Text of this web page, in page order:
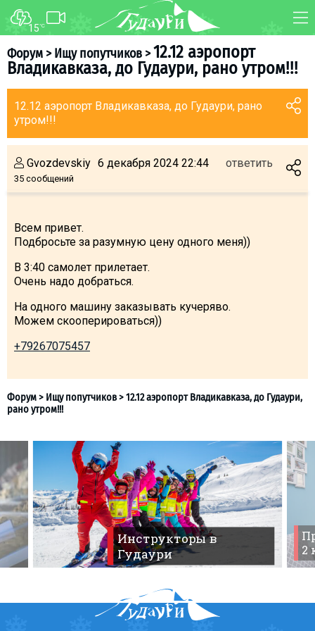
15°C
Форум>Ищу попутчиков>12.12 аэропорт
Владикавказа, до Гудаури, рано утром!!!
12.12 аэропорт Владикавказа, до Гудаури, рано
утром!!!
Gvozdevskiy
35 сообщений
6 декабря 2024 22:44 ответить
Всем привет.
Подбросьте за разумную цену одного меня))
В 3:40 самолет прилетает.
Очень надо добраться.
На одного машину заказывать кучеряво.
Можем скооперироваться))
+79267075457
Форум>Ищу попутчиков>12.12 аэропорт
рано утром!!!
Инструкторы в
Гудаури
2
ФОРУМ КАРТА
WEBCAM
ТРАНСФЕР
О курорте
Схема трасс
Ски-пасс
Инструкторы
Прокат
Ски-сервис
Развлечения
Календарь событий
Гудаури
INFO
ПРОЖИВАНИЕ
Квартиры
Отели
Горячие предложения
Долгосрочная аренда
Казбеги
Другое
Визы и Документы